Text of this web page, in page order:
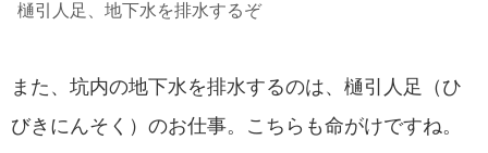
樋引人足、地下水を排水するぞ
また、坑内の地下水を排水するのは、樋引人足（ひ
びきにんそく）のお仕事。こちらも命がけですね。